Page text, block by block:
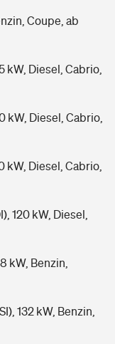
Coupe, ab
kW, Diesel, Cabrio,
kW, Diesel, Cabrio,
kW, Diesel, Cabrio,
120 kW, Diesel,
kW, Benzin,
132 kW, Benzin,